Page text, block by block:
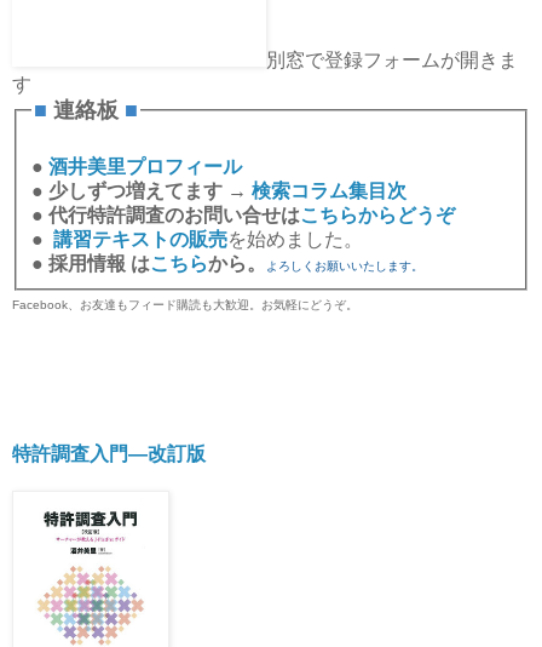
別窓で登録フォームが開きま
す
■ 連絡板 ■
● 酒井美里プロフィール
● 少しずつ増えてます → 検索コラム集目次
● 代行特許調査のお問い合せはこちらからどうぞ
● 講習テキストの販売を始めました。
● 採用情報 はこちらから。 よろしくお願いいたします。
Facebook、お友達もフィード購読も大歓迎。お気軽にどうぞ。
特許調査入門―改訂版